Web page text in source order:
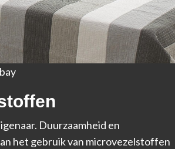
Duurzaamheid en
het gebruik van microvezelstoffen